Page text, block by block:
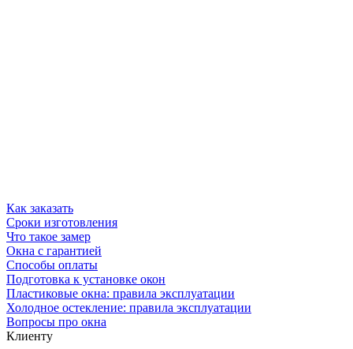
Как заказать
Сроки изготовления
Что такое замер
Окна с гарантией
Способы оплаты
Подготовка к установке окон
Пластиковые окна: правила эксплуатации
Холодное остекление: правила эксплуатации
Вопросы про окна
Клиенту